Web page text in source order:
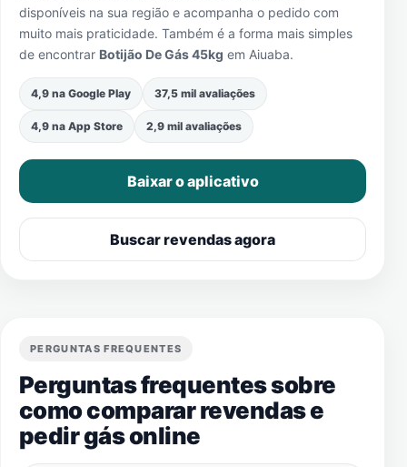
disponíveis na sua região e acompanha o pedido com
muito mais praticidade. Também é a forma mais simples
de encontrar Botijão De Gás 45kg em Aiuaba.
4,9 na Google Play 37,5 mil avaliações
4,9 na App Store 2,9 mil avaliações
Baixar o aplicativo
Buscar revendas agora
PERGUNTAS FREQUENTES
Perguntas frequentes sobre
como comparar revendas e
pedir gás online